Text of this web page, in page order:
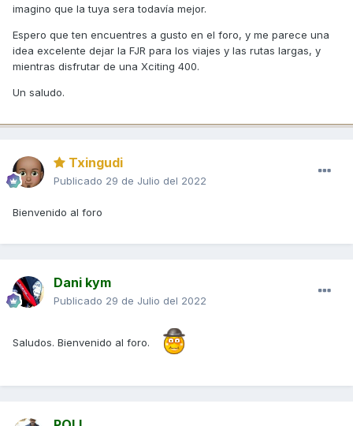
imagino que la tuya sera todavía mejor.
Espero que ten encuentres a gusto en el foro, y me parece una
idea excelente dejar la FJR para los viajes y las rutas largas, y
mientras disfrutar de una Xciting 400.
Un saludo.
Txingudi
Publicado 29 de Julio del 2022
Bienvenido al foro
Dani kym
Publicado 29 de Julio del 2022
Saludos. Bienvenido al foro.